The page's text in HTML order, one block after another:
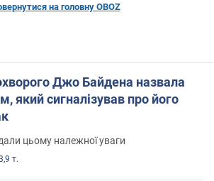
на головну OBOZ
Джо Байдена назвала
який сигналізував про його
цьому належної уваги
т.